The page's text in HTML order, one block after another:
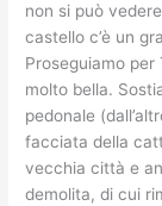
non si può
castello c’è un
Proseguiamo
molto bella.
pedonale
facciata della
vecchia città e
demolita, di cui